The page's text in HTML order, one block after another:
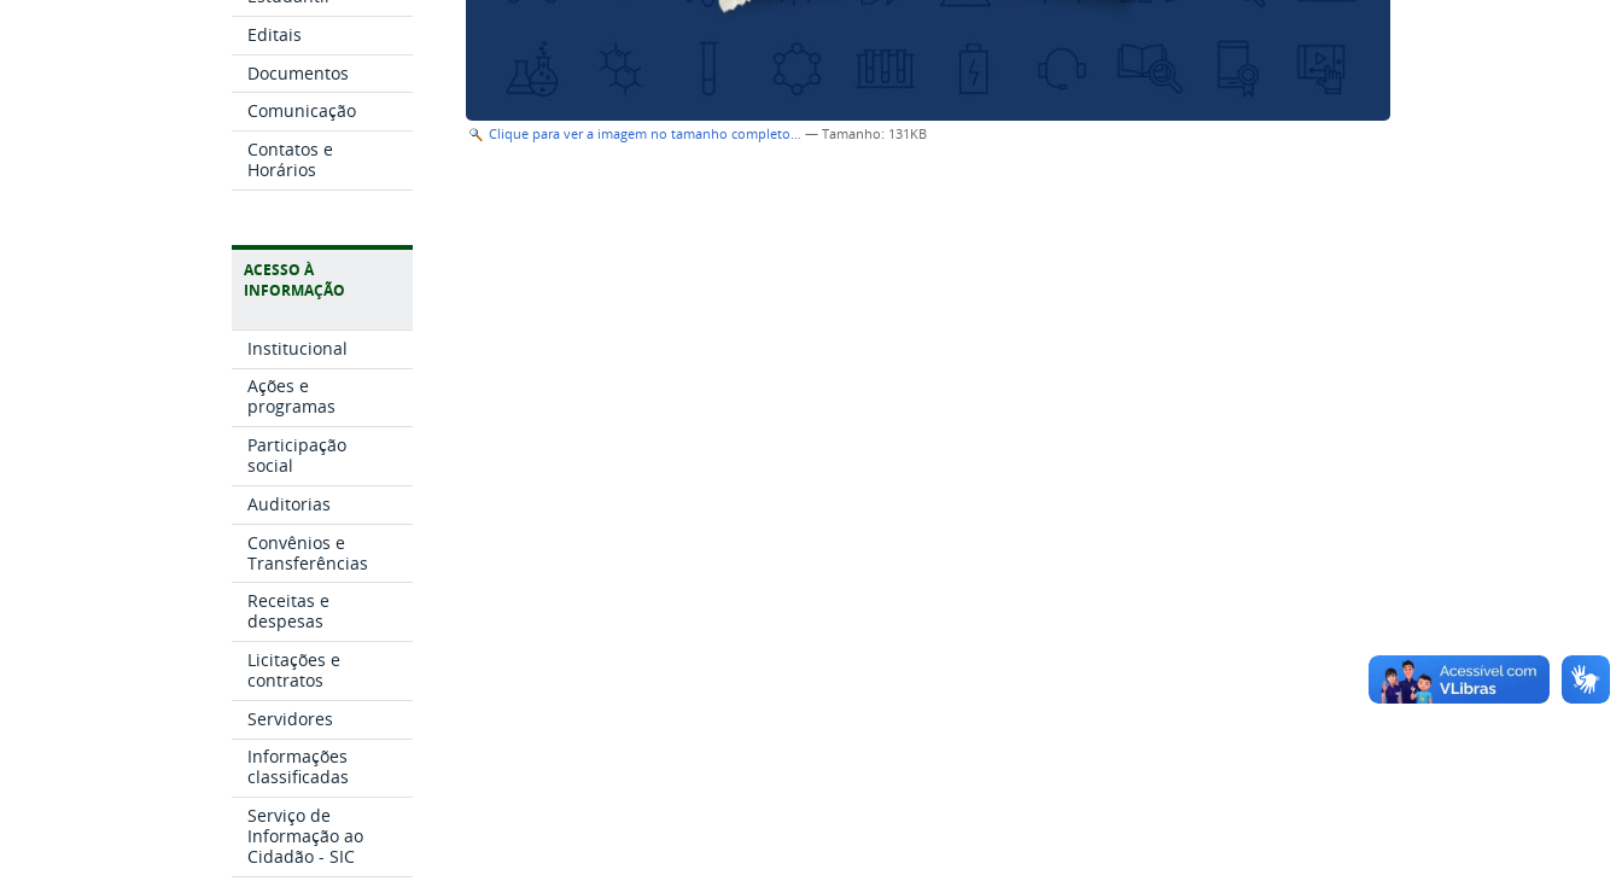
Editais
Documentos
Comunicação
Contatos e
Horários
ACESSO À
INFORMAÇÃO
Institucional
Ações e
programas
Participação
social
Auditorias
Convênios e
Transferências
Receitas e
despesas
Licitações e
contratos
Servidores
Informações
classificadas
Serviço de
Informação ao
Cidadão - SIC
Clique para ver a imagem no tamanho completo… —Tamanho: 131KB